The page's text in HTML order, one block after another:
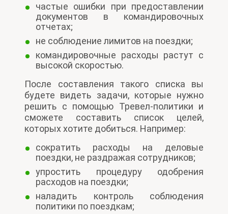
частые ошибки при предоставлении
документов в командировочных
отчетах;
не соблюдение лимитов на поездки;
командировочные расходы растут с
высокой скоростью.
После составления такого списка вы
будете видеть задачи, которые нужно
решить с помощью Тревел-политики и
сможете составить список целей,
которых хотите добиться. Например:
сократить расходы на деловые
поездки, не раздражая сотрудников;
упростить процедуру одобрения
расходов на поездки;
наладить контроль соблюдения
политики по поездкам;